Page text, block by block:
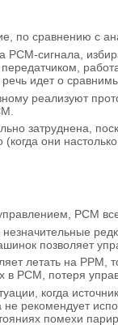
по сравнению с
PCM-сигнала,
речь идет о
реализуют
затруднена,
они
PCM
позволяет
летать на
в PCM, потеря
когда
рекомендует
помехи